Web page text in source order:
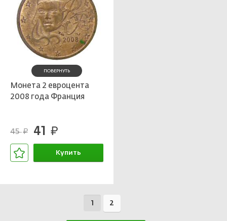
ПОВЕРНУТЬ
Монета 2 евроцента
2008 года Франция
45руб. 41 руб.
Купить
1 2